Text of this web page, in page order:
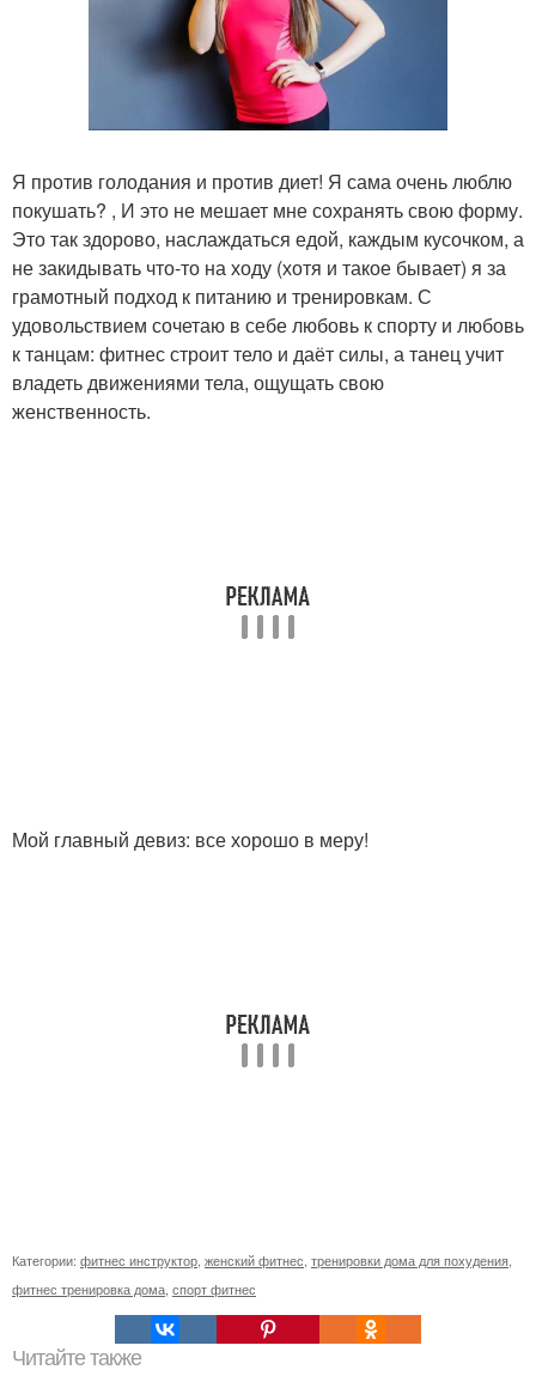
Я против голодания и против диет! Я сама очень люблю
покушать? , И это не мешает мне сохранять свою форму.
Это так здорово, наслаждаться едой, каждым кусочком, а
не закидывать что-то на ходу (хотя и такое бывает) я за
грамотный подход к питанию и тренировкам. С
удовольствием сочетаю в себе любовь к спорту и любовь
к танцам: фитнес строит тело и даёт силы, а танец учит
владеть движениями тела, ощущать свою
женственность.
Мой главный девиз: все хорошо в меру!
Категории: фитнес инструктор женский фитнес тренировки дома для похудения
фитнес тренировка дома спорт фитнес
Читайте также